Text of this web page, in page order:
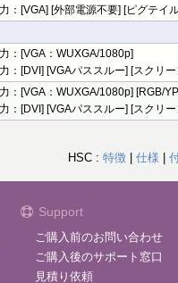
：[VGA] [外部電源不要] [ピグテイ
：[VGA：WUXGA/1080p]
：[DVI] [VGAパススルー] [スクリ
：[VGA：WUXGA/1080p] [RGB/
：[DVI] [VGAパススルー] [スクリ
HSC : 特徴 仕様
Support
ご購入前のお問い合わせ
ご購入後のサポート窓口
見積り依頼